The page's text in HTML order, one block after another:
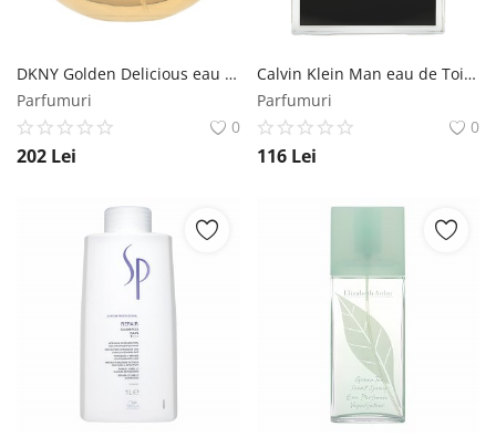
DKNY Golden Delicious eau de Parfum pentru femei 100 ml DKNY
Parfumuri
0
202 Lei
Calvin Klein Man eau de Toilette pentru barbati 100 ml Calvin Klein
Parfumuri
0
116 Lei